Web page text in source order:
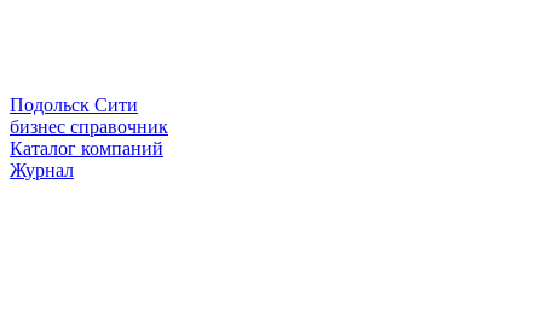
Подольск Сити
бизнес справочник
Каталог компаний
Журнал